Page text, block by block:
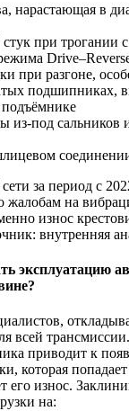
нарастающая в
при трогании
при разгоне,
подшипниках,
подъёмнике
из-под сальников
за период с
жалобам на
износ
внутренняя
эксплуатацию
всей
приводит к
которая
его износ.
на: